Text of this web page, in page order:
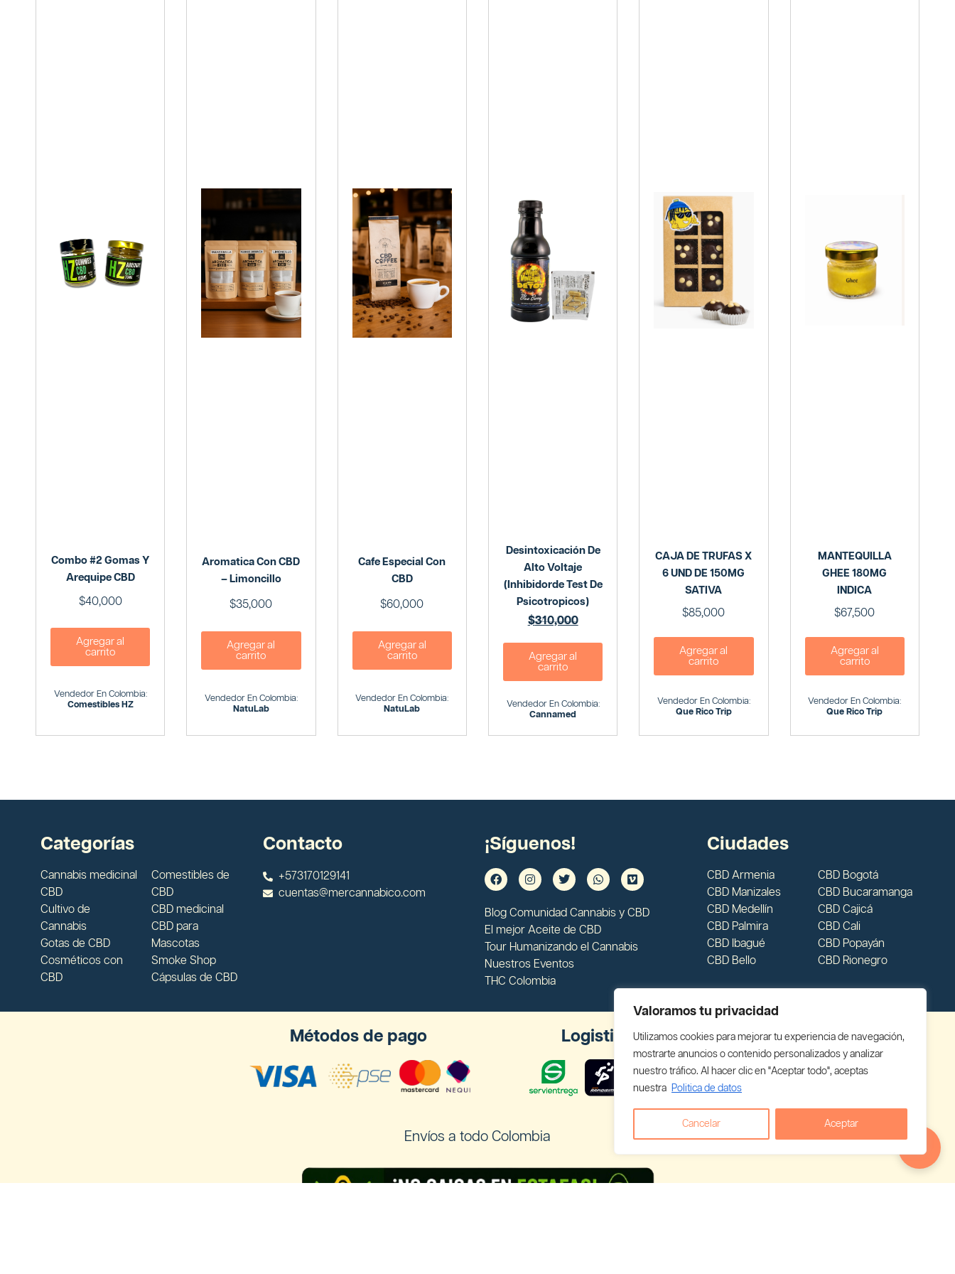
Valoramos tu privacidad
Utilizamos cookies para mejorar tu experiencia de navegación,
mostrarte anuncios o contenido personalizados y analizar
nuestro tráfico. Al hacer clic en "Aceptar todo", aceptas
nuestra Politica de datos
Cancelar Aceptar
Combo #2 Gomas Y
Arequipe CBD
$40,000
Agregar al
carrito
Vendedor En Colombia:
Comestibles HZ
Aromatica Con CBD
– Limoncillo
$35,000
Agregar al
carrito
Vendedor En Colombia:
NatuLab
Cafe Especial Con
CBD
$60,000
Agregar al
carrito
Vendedor En Colombia:
NatuLab
Desintoxicación De
Alto Voltaje
(Inhibidorde Test De
Psicotropicos)
$340,000
$310,000
Agregar al
carrito
Vendedor En Colombia:
Cannamed
CAJA DE TRUFAS X
6 UND DE 150MG
SATIVA
$85,000
Agregar al
carrito
Vendedor En Colombia:
Que Rico Trip
MANTEQUILLA
GHEE 180MG
INDICA
$67,500
Agregar al
carrito
Vendedor En Colombia:
Que Rico Trip
Categorías
Cannabis medicinal
CBD
Cultivo de
Cannabis
Gotas de CBD
Cosméticos con
CBD
Comestibles de
CBD
CBD medicinal
CBD para
Mascotas
Smoke Shop
Cápsulas de CBD
Contacto
+573170129141
cuentas@mercannabico.com
¡Síguenos!
Blog Comunidad Cannabis y CBD
El mejor Aceite de CBD
Tour Humanizando el Cannabis
Nuestros Eventos
THC Colombia
Ciudades
CBD Armenia
CBD Manizales
CBD Medellín
CBD Palmira
CBD Ibagué
CBD Bello
CBD Bogotá
CBD Bucaramanga
CBD Cajicá
CBD Cali
CBD Popayán
CBD Rionegro
Métodos de pago Logistica
Envíos a todo Colombia